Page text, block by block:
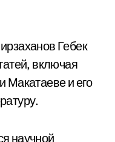
Гебек
включая
Макатаеве и его
научной